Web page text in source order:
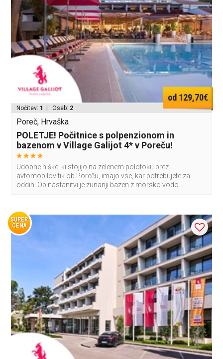
od 129,70€
Nočitev: 1 | Oseb: 2
Poreč, Hrvaška
POLETJE! Počitnice s polpenzionom in
bazenom v Village Galijot 4* v Poreču!
Udobne hiške, ki stojijo na zelenem polotoku brez
avtomobilov tik ob Poreču, imajo vse, kar potrebujete za
oddih. Ob nastanitvi je zunanji bazen z morsko vodo.
SUPER
CENA